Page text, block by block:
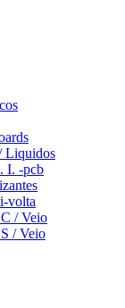
Liquidos
I. -pcb
volta
/ Veio
/ Veio